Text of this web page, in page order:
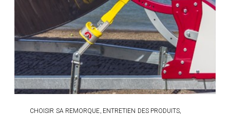
CHOISIR SA REMORQUE ENTRETIEN DES PRODUITS